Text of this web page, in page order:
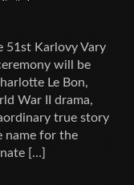
51st Karlovy Vary
will be
Le Bon,
War II drama,
true story
name for the
[…]